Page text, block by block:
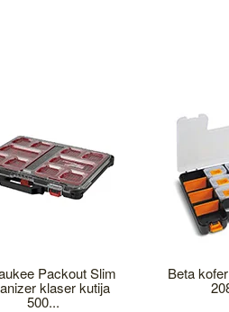
Packout Slim
klaser kutija
500...
Beta